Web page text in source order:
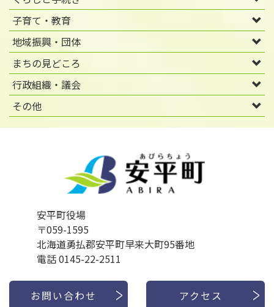
子育て・教育
地域振興・団体
まちの見どころ
行政組織・議会
その他
安平町役場
〒059-1595
北海道勇払郡安平町早来大町95番地
電話 0145-22-2511
お問い合わせ アクセス